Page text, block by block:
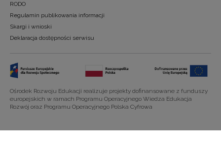
RODO
Regulamin publikowania informacji
Skargi i wnioski
Deklaracja dostępności serwisu
Ośrodek Rozwoju Edukacji realizuje projekty dofinansowane z funduszy
europejskich w ramach Programu Operacyjnego Wiedza Edukacja
Rozwój oraz Programu Operacyjnego Polska Cyfrowa